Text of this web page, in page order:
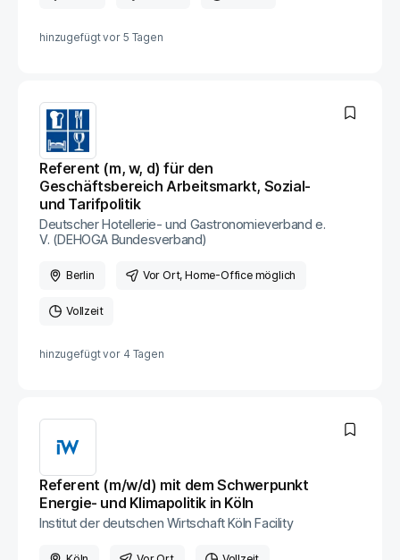
hinzugefügt vor 5 Tagen
Referent (m, w, d) für den
Geschäftsbereich Arbeitsmarkt, Sozial-
und Tarifpolitik
Deutscher Hotellerie- und Gastronomieverband e.
V. (DEHOGA Bundesverband)
Berlin Vor Ort, Home-Office möglich
Vollzeit
hinzugefügt vor 4 Tagen
Referent (m/w/d) mit dem Schwerpunkt
Energie- und Klimapolitik in Köln
Institut der deutschen Wirtschaft Köln Facility